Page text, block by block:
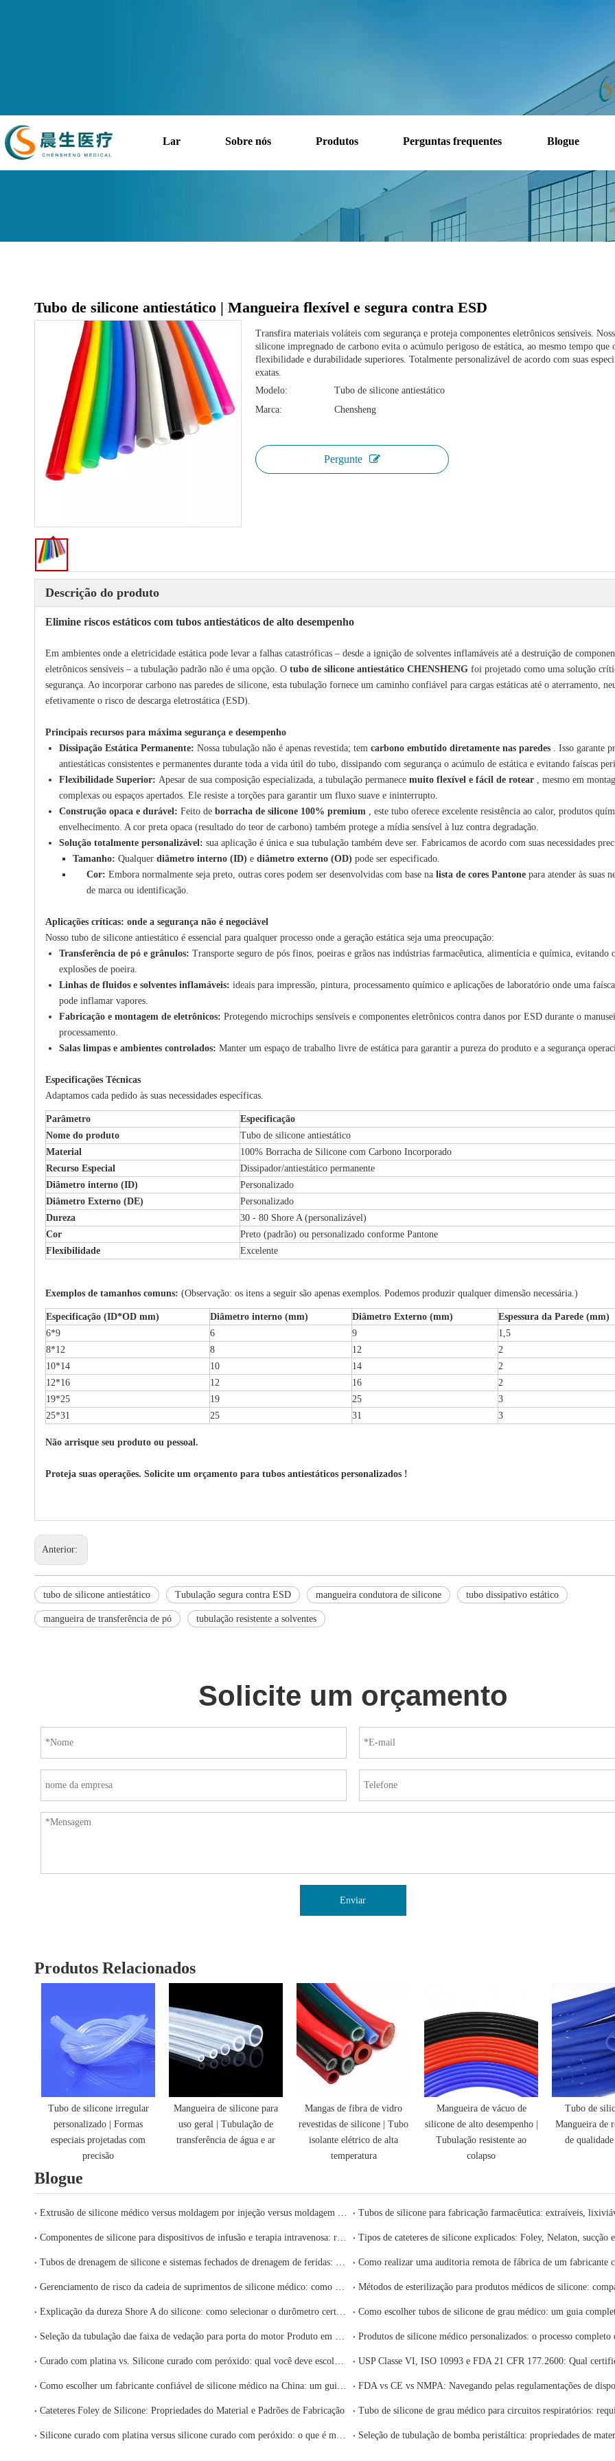
Lar Sobre nós Produtos Perguntas frequentes Blogue
Você está aqui: Lar Produtos » Tubo de silicone » Tubo de Silicone Antiestático |
Tubo de silicone antiestático | Mangueira flexível e segura contra ESD
Transfira materiais voláteis com segurança e proteja componentes eletrônicos sensíveis.
silicone impregnado de carbono evita o acúmulo perigoso de estática, ao mesmo tempo que
flexibilidade e durabilidade superiores. Totalmente personalizável de acordo com suas
exatas.
Modelo:
Tubo de silicone antiestático
Marca:
Chensheng
Pergunte
Descrição do produto
Elimine riscos estáticos com tubos antiestáticos de alto desempenho
Em ambientes onde a eletricidade estática pode levar a falhas catastróficas – desde a ignição de solventes inflamáveis ​​até a destruição de
eletrônicos sensíveis – a tubulação padrão não é uma opção. O tubo de silicone antiestático CHENSHENG foi projetado como uma solução
segurança. Ao incorporar carbono nas paredes de silicone, esta tubulação fornece um caminho confiável para cargas estáticas até o aterramento,
efetivamente o risco de descarga eletrostática (ESD).
Principais recursos para máxima segurança e desempenho
Dissipação Estática Permanente: Nossa tubulação não é apenas revestida; tem carbono embutido diretamente nas paredes . Isso garante
antiestáticas consistentes e permanentes durante toda a vida útil do tubo, dissipando com segurança o acúmulo de estática e evitando faíscas
Flexibilidade Superior: Apesar de sua composição especializada, a tubulação permanece muito flexível e fácil de rotear , mesmo em
complexas ou espaços apertados. Ele resiste a torções para garantir um fluxo suave e ininterrupto.
Construção opaca e durável: Feito de borracha de silicone 100% premium , este tubo oferece excelente resistência ao calor, produtos
envelhecimento. A cor preta opaca (resultado do teor de carbono) também protege a mídia sensível à luz contra degradação.
Solução totalmente personalizável: sua aplicação é única e sua tubulação também deve ser. Fabricamos de acordo com suas necessidades
Tamanho: Qualquer diâmetro interno (ID) e diâmetro externo (OD) pode ser especificado.
Cor: Embora normalmente seja preto, outras cores podem ser desenvolvidas com base na lista de cores Pantone para atender às suas
de marca ou identificação.
Aplicações críticas: onde a segurança não é negociável
Nosso tubo de silicone antiestático é essencial para qualquer processo onde a geração estática seja uma preocupação:
Transferência de pó e grânulos: Transporte seguro de pós finos, poeiras e grãos nas indústrias farmacêutica, alimentícia e química, evitando
explosões de poeira.
Linhas de fluidos e solventes inflamáveis: ideais para impressão, pintura, processamento químico e aplicações de laboratório onde uma
pode inflamar vapores.
Fabricação e montagem de eletrônicos: Protegendo microchips sensíveis e componentes eletrônicos contra danos por ESD durante o
processamento.
Salas limpas e ambientes controlados: Manter um espaço de trabalho livre de estática para garantir a pureza do produto e a segurança
Especificações Técnicas
Adaptamos cada pedido às suas necessidades específicas.
Parâmetro
Especificação
Nome do produto
Tubo de silicone antiestático
Material
100% Borracha de Silicone com Carbono Incorporado
Recurso Especial
Dissipador/antiestático permanente
Diâmetro interno (ID)
Personalizado
Diâmetro Externo (DE)
Personalizado
Dureza
30 - 80 Shore A (personalizável)
Cor
Preto (padrão) ou personalizado conforme Pantone
Flexibilidade
Excelente
Exemplos de tamanhos comuns: (Observação: os itens a seguir são apenas exemplos. Podemos produzir qualquer dimensão necessária.)
Especificação (ID*OD mm) Diâmetro interno (mm) Diâmetro Externo (mm)
Espessura da Parede (mm)
6*9
6 9
1,5
8*12
8 12
2
10*14
10 14
2
12*16
12 16
2
19*25
19 25
3
25*31
25 31 3
Não arrisque seu produto ou pessoal.
Proteja suas operações. Solicite um orçamento para tubos antiestáticos personalizados !
Anterior:
tubo de silicone antiestático Tubulação segura contra ESD mangueira condutora de silicone tubo dissipativo estático
mangueira de transferência de pó tubulação resistente a solventes
Solicite um orçamento
Enviar
Produtos Relacionados
Tubo de silicone irregular
personalizado | Formas
especiais projetadas com
precisão
Mangueira de silicone para
uso geral | Tubulação de
transferência de água e ar
Mangas de fibra de vidro
revestidas de silicone | Tubo
isolante elétrico de alta
temperatura
Mangueira de vácuo de
silicone de alto desempenho |
Tubulação resistente ao
colapso
Tubo de
Mangueira de
de
Blogue
Extrusão de silicone médico versus moldagem por injeção versus moldagem por compressão: qual processo é adequado para o seu componente?
Componentes de silicone para dispositivos de infusão e terapia intravenosa: requisitos de conformidade e seleção de fornecedores
Tubos de drenagem de silicone e sistemas fechados de drenagem de feridas: requisitos clínicos e guia de fornecimento
Gerenciamento de risco da cadeia de suprimentos de silicone médico: como construir uma estratégia de fornecimento resiliente
Explicação da dureza Shore A do silicone: como selecionar o durômetro certo para sua aplicação médica
Seleção da tubulação dae faixa de vedação para porta do motor Produto em Jinan Chensheng Medical Silicone Rubber Product Co., Ltd.
Curado com platina vs. Silicone curado com peróxido: qual você deve escolher para sua aplicação em dispositivos médicos?
Como escolher um fabricante confiável de silicone médico na China: um guia de avaliação passo a passo para compradores globais
Cateteres Foley de Silicone: Propriedades do Material e Padrões de Fabricação
Silicone curado com platina versus silicone curado com peróxido: o que é melhor para sua aplicação?